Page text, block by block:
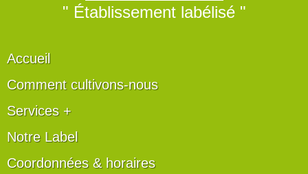
" Établissement labélisé "
Accueil
Comment cultivons-nous
Services +
Notre Label
Coordonnées & horaires